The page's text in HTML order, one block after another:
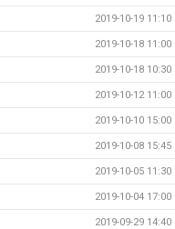
2019-10-19 11:10
2019-10-18 11:00
2019-10-18 10:30
2019-10-12 11:00
2019-10-10 15:00
2019-10-08 15:45
2019-10-05 11:30
2019-10-04 17:00
2019-09-29 14:40